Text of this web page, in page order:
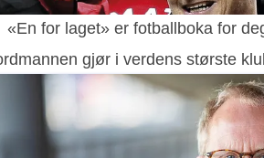
«En for laget» er fotballboka for
gjør i verdens største